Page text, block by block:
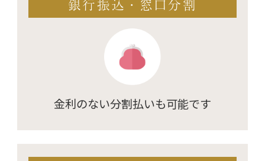
銀行振込・窓口分割
金利のない分割払いも可能です